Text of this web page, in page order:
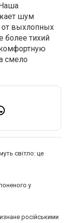
шум
от выхлопных
более тихий
смело
світло: це
у
російськими